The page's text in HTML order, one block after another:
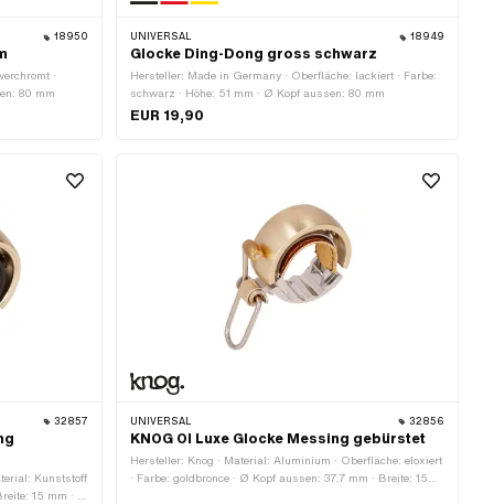
18950
·
80 mm
UNIVERSAL 18949
Glocke Ding-Dong gross schwarz
Hersteller: Made in Germany · Oberfläche: lackiert · Farbe:
schwarz · Höhe: 51 mm · Ø Kopf aussen: 80 mm
EUR 19,90
32857
Kunststoff
15 mm · Ø
UNIVERSAL 32856
KNOG OI Luxe Glocke Messing gebürstet
Hersteller: Knog · Material: Aluminium · Oberfläche: eloxiert
· Farbe: goldbronce · Ø Kopf aussen: 37.7 mm · Breite: 15